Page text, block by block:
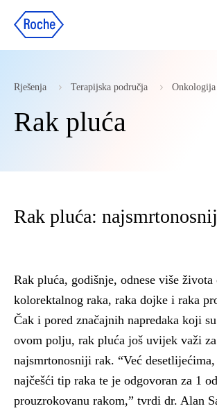
Rješenja Terapijska područja Onkologija
Rak pluća
Rak pluća:
Rak pluća, godišnje, odnese više života
kolorektalnog raka, raka dojke i raka
Čak i pored značajnih napredaka koji
ovom polju, rak pluća još uvijek važi za
najsmrtonosniji rak. “Već
najčešći tip raka te je odgovoran za 1
prouzrokovanu rakom,” tvrdi dr. Alan